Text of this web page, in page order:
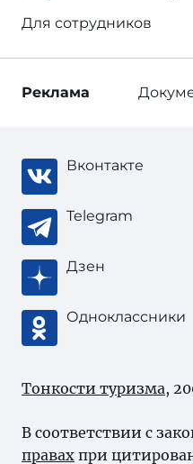
Для сотрудников
Реклама
Вконтакте
Telegram
Дзен
Одноклассники
Тонкости туризма,
В соответствии с
правах при